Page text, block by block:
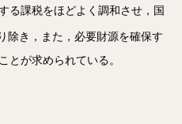
る課税をほどよく調和させ，国
除き，また，必要財源を確保す
とが求められている。